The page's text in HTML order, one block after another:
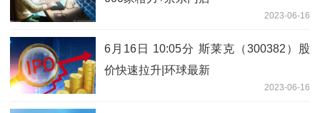
2023-06-16
6月16日 10:05分 斯莱克（300382）股
价快速拉升|环球最新
2023-06-16